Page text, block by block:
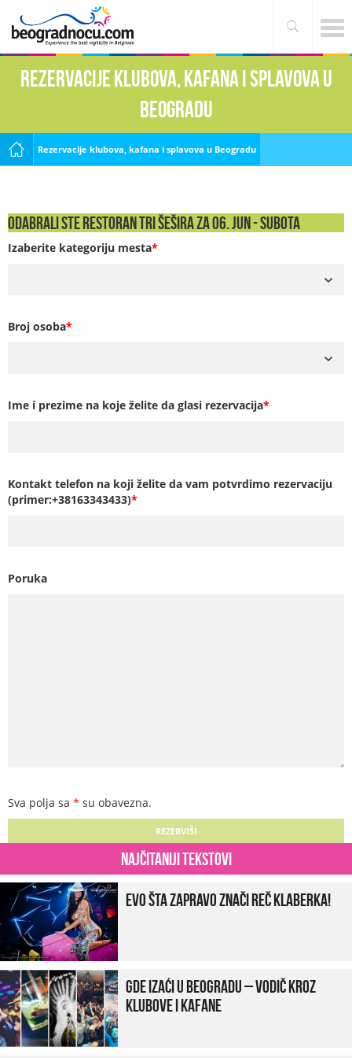
Rezervacije klubova, kafana i splavova u
Beogradu
Rezervacije klubova, kafana i splavova u Beogradu
Odabrali ste Restoran Tri Šešira za 06. Jun - SUBOTA
Izaberite kategoriju mesta*
Broj osoba*
Ime i prezime na koje želite da glasi rezervacija*
Kontakt telefon na koji želite da vam potvrdimo rezervaciju
(primer:+38163343433)*
Poruka
Sva polja sa * su obavezna.
Najčitaniji tekstovi
Evo šta zapravo znači reč klaberka!
Gde izaći u Beogradu – vodič kroz
klubove i kafane